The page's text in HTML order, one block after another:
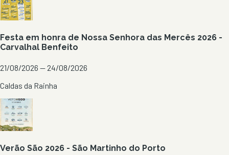
Festa em honra de Nossa Senhora das Mercês 2026 -
Carvalhal Benfeito
21/08/2026 — 24/08/2026
Caldas da Rainha
Verão São 2026 - São Martinho do Porto